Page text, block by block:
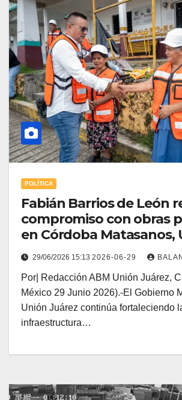
POLÍTICA
Fabián Barrios de León
compromiso con obras
en Córdoba Matasanos,
Juárez
29/06/2026 15:13 2026-06-29
Por| Redacción ABM Unión Juárez,
México 29 Junio 2026).-El Gobierno
Unión Juárez continúa fortaleciendo
infraestructura…